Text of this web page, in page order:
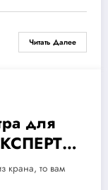
Читать Далее
для
крана, то вам